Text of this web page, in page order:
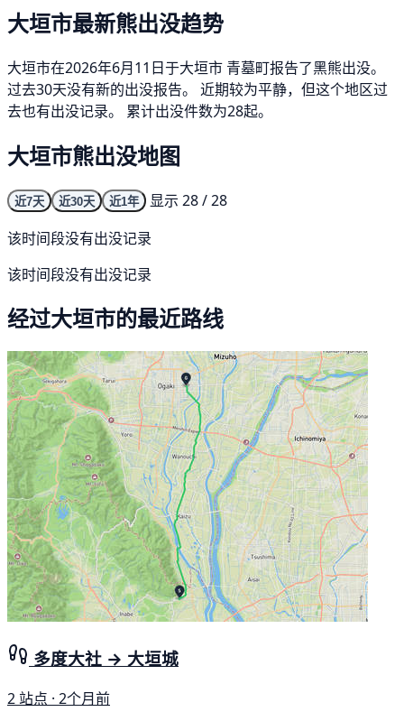
大垣市最新熊出没趋势
大垣市在2026年6月11日于大垣市 青墓町报告了黑熊出没。
过去30天没有新的出没报告。 近期较为平静，但这个地区过
去也有出没记录。 累计出没件数为28起。
大垣市熊出没地图
近7天 近30天 近1年
显示 28 / 28
该时间段没有出没记录
该时间段没有出没记录
经过大垣市的最近路线
多度大社 → 大垣城
2 站点 · 2个月前